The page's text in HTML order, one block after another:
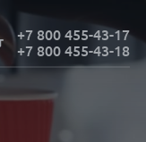
+7 800 455-43-17
+7 800 455-43-18